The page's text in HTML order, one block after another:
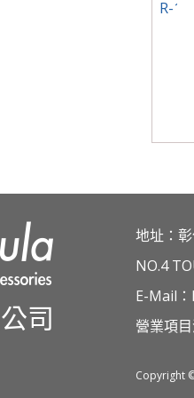
R-
司
地址：
NO.4
E-Mail
營業項
Copyright